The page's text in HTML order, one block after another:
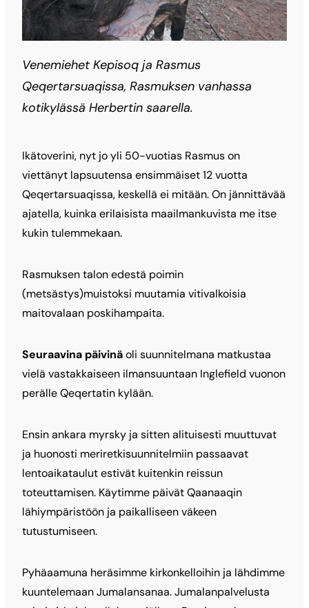
Venemiehet Kepisoq ja Rasmus
Qeqertarsuaqissa, Rasmuksen vanhassa
kotikylässä Herbertin saarella.
Ikätoverini, nyt jo yli 50-vuotias Rasmus on
viettänyt lapsuutensa ensimmäiset 12 vuotta
Qeqertarsuaqissa, keskellä ei mitään. On jännittävää
ajatella, kuinka erilaisista maailmankuvista me itse
kukin tulemmekaan.
Rasmuksen talon edestä poimin
(metsästys)muistoksi muutamia vitivalkoisia
maitovalaan poskihampaita.
Seuraavina päivinäoli suunnitelmana matkustaa
vielä vastakkaiseen ilmansuuntaan Inglefield vuonon
perälle Qeqertatin kylään.
Ensin ankara myrsky ja sitten alituisesti muuttuvat
ja huonosti meriretkisuunnitelmiin passaavat
lentoaikataulut estivät kuitenkin reissun
toteuttamisen. Käytimme päivät Qaanaaqin
lähiympäristöön ja paikalliseen väkeen
tutustumiseen.
Pyhäaamuna heräsimme kirkonkelloihin ja lähdimme
kuuntelemaan Jumalansanaa. Jumalanpalvelusta